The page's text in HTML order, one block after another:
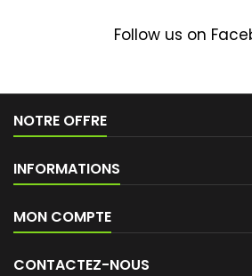
Follow us on
NOTRE OFFRE
INFORMATIONS
MON COMPTE
CONTACTEZ-NOUS